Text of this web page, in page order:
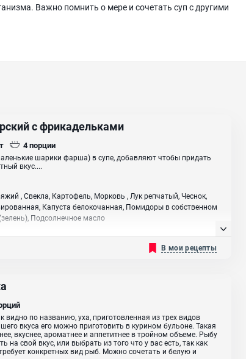
Важно помнить о мере и сочетать суп с другими
с фрикадельками
4порции
шарики фарша) в супе, добавляют чтобы придать
вкус....
, Свекла, Картофель, Морковь , Лук репчатый, Чеснок,
Капуста белокочанная, Помидоры в собственном
Подсолнечное масло
В мои рецепты
видно по названию, уха, приготовленная из трех видов
вкуса его можно приготовить в курином бульоне. Такая
вкуснее, ароматнее и аппетитнее в тройном объеме. Рыбу
на свой вкус, или выбрать из того что у вас есть, так как
конкретных вид рыб. Можно сочетать и белую и